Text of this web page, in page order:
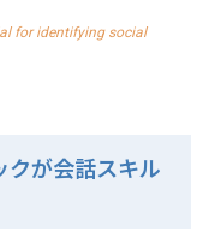
for identifying social
クが会話スキル